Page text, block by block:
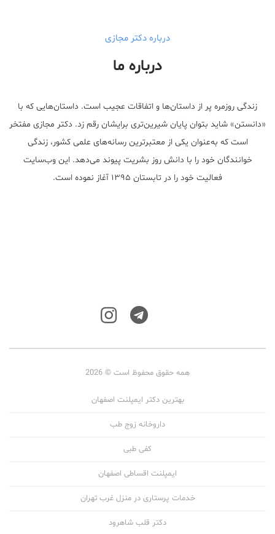
درباره دکتر مجازی
درباره ما
زندگی روزمره پر از داستان‌ها و اتفاقات عجیب است. داستان‌هایی که با
«دانستن» شاید بتوان پایان شیرین‌تری برایشان رقم زد. دکتر مجازی مفتخر
است که به‌عنوان یکی از معتبر‌ترین رسانه‌های علمی کشور، زندگی
خوانندگان خود را با دانش روز بشریت پیوند می‌دهد. این وب‌سایت
فعالیت خود را در تابستان ۱۳۹۵ آغاز نموده است.
همه حقوق محفوظ است © 2026
بهترین دکتر ایمپلنت اصفهان
داروخانه زوج طب
کفی طبی
ایمپلنت اقساطی اصفهان
خدمات پرستاری در منزل غرب تهران
دکتر قلب شاهرود